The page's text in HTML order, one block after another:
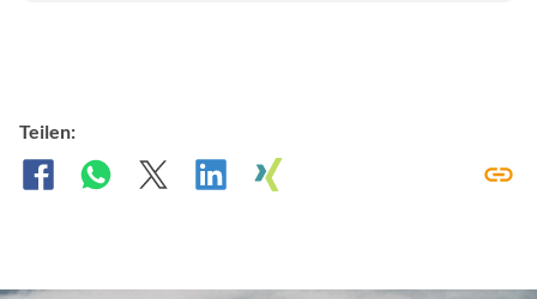
Teilen: